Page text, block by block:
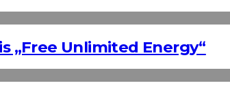
„Free Unlimited Energy“